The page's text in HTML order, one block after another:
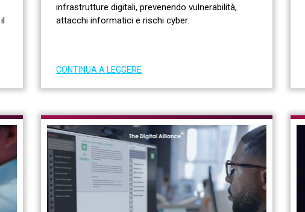
infrastrutture digitali, prevenendo vulnerabilità,
attacchi informatici e rischi cyber.
CONTINUA A LEGGERE